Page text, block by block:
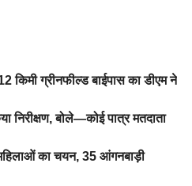
किमी ग्रीनफील्ड बाईपास का डीएम ने
निरीक्षण, बोले—कोई पात्र मतदाता
का चयन, 35 आंगनबाड़ी